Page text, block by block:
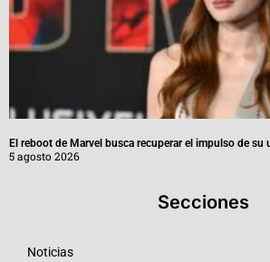
El reboot de Marvel busca recuperar el impulso de
5 agosto 2026
Secciones
Noticias